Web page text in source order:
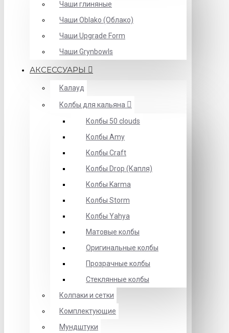
Чаши глиняные
Чаши Oblako (Облако)
Чаши Upgrade Form
Чаши Grynbowls
АКСЕССУАРЫ
Калауд
Колбы для кальяна
Колбы 50 clouds
Колбы Amy
Колбы Craft
Колбы Drop (Капля)
Колбы Karma
Колбы Storm
Колбы Yahya
Матовые колбы
Оригинальные колбы
Прозрачные колбы
Стеклянные колбы
Колпаки и сетки
Комплектующие
Мундштуки